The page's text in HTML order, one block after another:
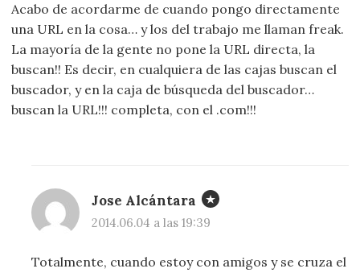
Acabo de acordarme de cuando pongo directamente
una URL en la cosa… y los del trabajo me llaman freak.
La mayoría de la gente no pone la URL directa, la
buscan!! Es decir, en cualquiera de las cajas buscan el
buscador, y en la caja de búsqueda del buscador…
buscan la URL!!! completa, con el .com!!!
Jose Alcántara
2014.06.04 a las 19:39
Totalmente, cuando estoy con amigos y se cruza el